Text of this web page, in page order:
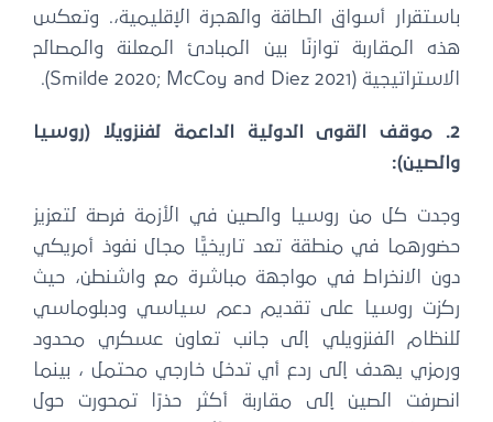
باستقرار أسواق الطاقة والهجرة الإقليمية،. وتعكس
هذه المقاربة توازنًا بين المبادئ المعلنة والمصالح
الاستراتيجية (Smilde 2020; McCoy and Diez 2021).
2. موقف القوى الدولية الداعمة لفنزويلا (روسيا
والصين):
وجدت كل من روسيا والصين في الأزمة فرصة لتعزيز
حضورهما في منطقة تعد تاريخيًّا مجال نفوذ أمريكي
دون الانخراط في مواجهة مباشرة مع واشنطن، حيث
ركزت روسيا على تقديم دعم سياسي ودبلوماسي
للنظام الفنزويلي إلى جانب تعاون عسكري محدود
ورمزي يهدف إلى ردع أي تدخل خارجي محتمل ، بينما
انصرفت الصين إلى مقاربة أكثر حذرًا تمحورت حول